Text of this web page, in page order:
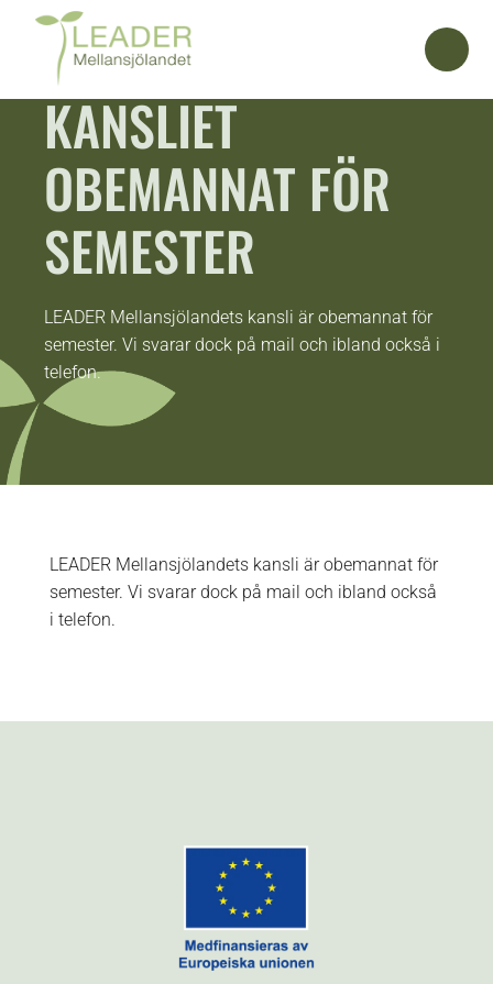
KANSLIET
OBEMANNAT FÖR
SEMESTER
LEADER Mellansjölandets kansli är obemannat för
semester. Vi svarar dock på mail och ibland också i
telefon.
LEADER Mellansjölandets kansli är obemannat för
semester. Vi svarar dock på mail och ibland också
i telefon.